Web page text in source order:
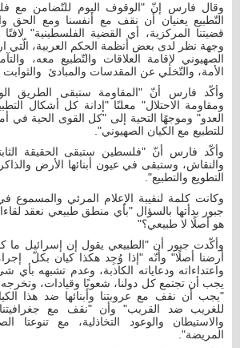
وقال فارس إنّ "الوقوف اليوم للتّضامن مع
التّطبيع يعنيان أن نقف مع أنفسنا ومع الحق
قضيتنا المركزية، أي القضية الفلسطينية"
وجهة نظر لدى بعض أنظمة الحكم العربية، الّتي
الصهيوني لإقامة العلاقات والتّطبيع معه،
الأمة، والتّخلي عن المقدسات والمبادئ والثوابت
وأكّد فارس أنّ "المقاومة ستبقى الطريق
ومقاومة الاحتلال" معلنًا "إدانة كل أشكال
العدو" وموجهًا التحية إلى "كل القوى الحية في
للتطبيع مع الكيان الصهيوني".
وأكّد فارس أنّ "فلسطين ستبقى الحقيقة
والنقاش، وستبقى في عيون أبنائها الأرض
التطويع والتطبيع".
وكانت كلمة لنقيبة الإعلام المرئي والمسموع
جبور بدأتها بالسؤال "بأي منطق طبيعي نعقد
هو أصلًا لا طبيعي؟"
وأكّدت جبور أن "الطبيعي يقول إن إسرائيل
أرضنا أصلًا" وأنّه "إذا وُجِد هكذا كيان بكلّ
واعتداءاته ودعاياته الكاذبة، وعدم تشبهه بأي
يجب أن تجتمع كل دولنا، شعوبًا وقيادات،
"يجب أن نقف مع عروبتنا وأبنائها ضد هذا
للغريب ضد القريب" وأن "نقف مع جغرافيتنا
والاستيطان والوعود التخاذلية، مع تنوعتا
المريضة".